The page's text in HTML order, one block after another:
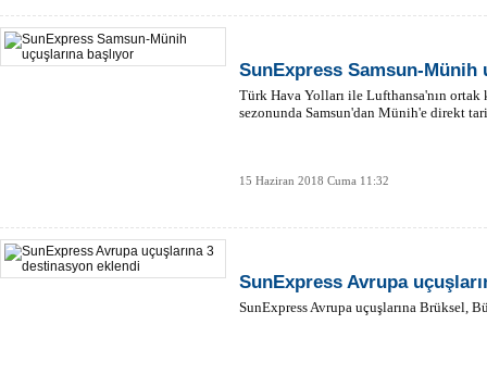
SunExpress Samsun-Münih
Türk Hava Yolları ile Lufthansa'nın ortak
sezonunda Samsun'dan Münih'e direkt
15 Haziran 2018 Cuma 11:32
SunExpress Avrupa
SunExpress Avrupa uçuşlarına Brüksel,